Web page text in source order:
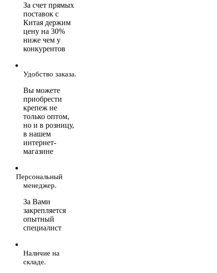
За счет прямых
поставок с
Китая держим
цену на 30%
ниже чем у
конкурентов
Удобство заказа.
Вы можете
приобрести
крепеж не
только оптом,
но и в розницу,
в нашем
интернет-
магазине
Персональный
менеджер.
За Вами
закрепляется
опытный
специалист
Наличие на
складе.